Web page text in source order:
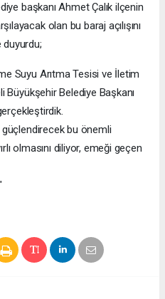
başkanı Ahmet Çalık ilçenin
olan bu baraj açılışını
Suyu Arıtma Tesisi ve İletim
Büyükşehir Belediye Başkanı
güçlendirecek bu önemli
olmasını diliyor, emeği geçen